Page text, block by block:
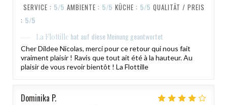
SERVICE : 5/5 AMBIENTE : 5/5 KÜCHE : 5/5 QUALITÄT / PREIS
: 5/5
La Flottille hat auf diese Meinung geantwortet
Cher Dildee Nicolas, merci pour ce retour qui nous fait
vraiment plaisir ! Ravis que tout ait été à la hauteur. Au
plaisir de vous revoir bientôt ! La Flottille
Dominika P